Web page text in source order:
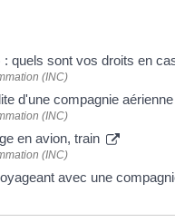
quels sont vos droits en
(INC)
d'une compagnie
(INC)
en avion, train
(INC)
avec une